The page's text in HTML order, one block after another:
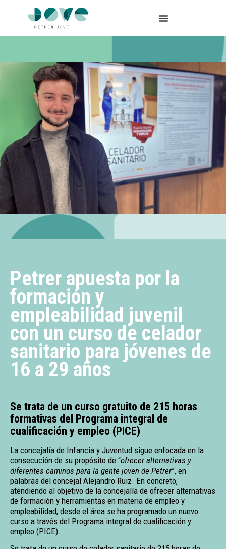
Petrer apuesta por la
formación y
empleabilidad juvenil
con un curso de celador
sanitario para jóvenes de
16 a 29 años
Se trata de un curso gratuito de 215 horas
formativas del Programa integral de
cualificación y empleo (PICE)
La concejalía de Infancia y Juventud sigue enfocada en la
consecución de su propósito de “ofrecer alternativas y
diferentes caminos para la gente joven de Petrer”, en
palabras del concejal Alejandro Ruiz. En concreto,
atendiendo al objetivo de la concejalía de ofrecer alternativas
de formación y herramientas en materia de empleo y
empleabilidad, desde el área se ha programado un nuevo
curso a través del Programa integral de cualificación y
empleo (PICE).